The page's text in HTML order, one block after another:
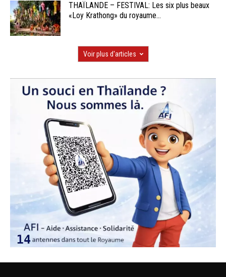
THAÏLANDE – FESTIVAL: Les six plus beaux
«Loy Krathong» du royaume...
Voir plus d'articles